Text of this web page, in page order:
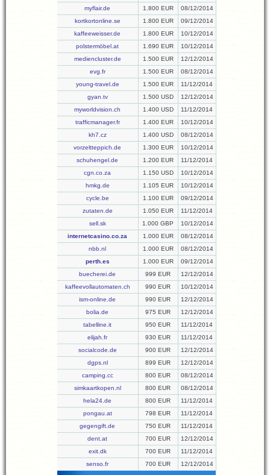
myflair.de
1.800 EUR
08/12/2014
kortkortonline.se
1.800 EUR
09/12/2014
kaffeeweisser.de
1.800 EUR
10/12/2014
polstermöbel.at
1.690 EUR
10/12/2014
mediencluster.de
1.500 EUR
12/12/2014
evg.fr
1.500 EUR
08/12/2014
young-travel.de
1.500 EUR
11/12/2014
gyan.tv
1.500 USD
12/12/2014
myworldvision.ch
1.400 USD
11/12/2014
trafficmanager.fr
1.400 EUR
10/12/2014
kh7.cz
1.400 USD
08/12/2014
vorzeltteppich.de
1.300 EUR
10/12/2014
schuhengel.de
1.200 EUR
11/12/2014
cgn.co.za
1.150 USD
10/12/2014
hmkg.de
1.105 EUR
10/12/2014
cycle.be
1.100 EUR
09/12/2014
zutaten.de
1.050 EUR
11/12/2014
sell.sk
1.000 GBP
10/12/2014
internetcasino.co.za
1.000 EUR
08/12/2014
nbb.nl
1.000 EUR
08/12/2014
perth.es
1.000 EUR
09/12/2014
buecherei.de
999 EUR
12/12/2014
kaffeevollautomaten.ch
990 EUR
10/12/2014
ism-online.de
990 EUR
12/12/2014
bolia.de
975 EUR
12/12/2014
tabelline.it
950 EUR
11/12/2014
elijah.fr
930 EUR
11/12/2014
socialcode.de
900 EUR
12/12/2014
dgps.nl
899 EUR
12/12/2014
camping.cc
800 EUR
08/12/2014
simkaartkopen.nl
800 EUR
08/12/2014
hela24.de
800 EUR
11/12/2014
pongau.at
798 EUR
11/12/2014
gegengift.de
750 EUR
11/12/2014
dent.at
700 EUR
12/12/2014
exit.dk
700 EUR
11/12/2014
senso.fr
700 EUR 12/12/2014